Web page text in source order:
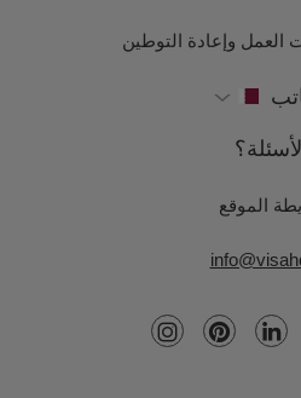
العمل وإعادة التوطين
الأسئلة؟
الموقع